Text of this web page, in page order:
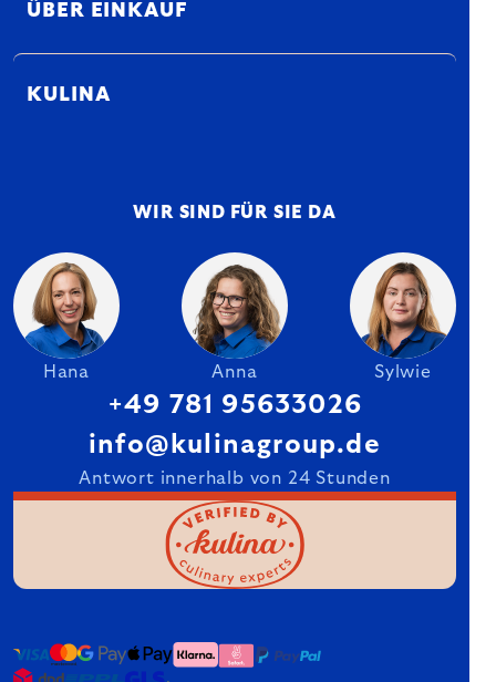
ÜBER EINKAUF
KULINA
WIR SIND FÜR SIE DA
Hana Anna Sylwie
+49 781 95633026
info@kulinagroup.de
Antwort innerhalb von 24 Stunden